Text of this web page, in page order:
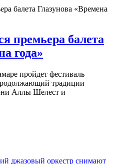
премьера балета
года»
пройдет фестиваль
традиции
Аллы Шелест и